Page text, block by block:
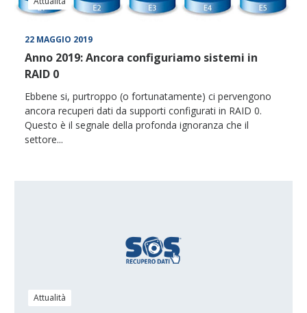
22 MAGGIO 2019
Anno 2019: Ancora configuriamo sistemi in
RAID 0
Ebbene si, purtroppo (o fortunatamente) ci pervengono
ancora recuperi dati da supporti configurati in RAID 0.
Questo è il segnale della profonda ignoranza che il
settore...
Attualità